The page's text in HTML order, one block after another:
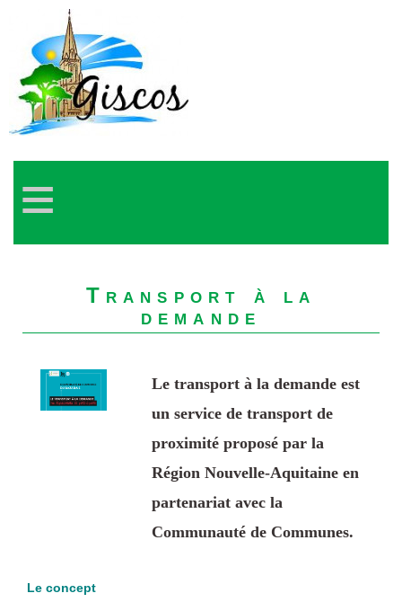
≡
Transport à la
demande
Le transport à la demande est
un service de transport de
proximité proposé par la
Région Nouvelle-Aquitaine en
partenariat avec la
Communauté de Communes.
Le concept